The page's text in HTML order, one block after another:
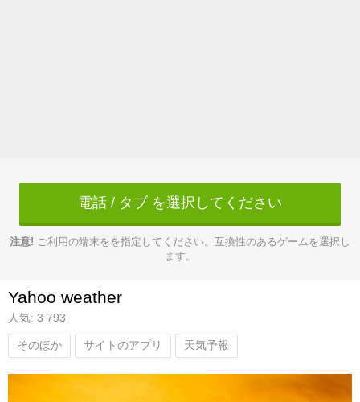
電話 / タブ を選択してください
注意! ご利用の端末をを指定してください。互換性のあるゲームを選択し
ます。
Yahoo weather
人気: 3 793
そのほか サイトのアプリ 天気予報